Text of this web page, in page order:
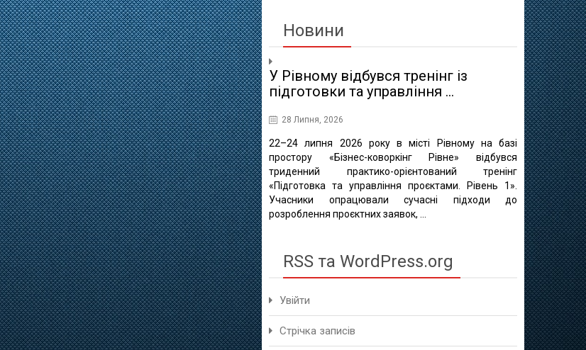
Новини
У Рівному відбувся тренінг із
підготовки та управління ...
28 Липня, 2026
22–24 липня 2026 року в місті Рівному на базі
простору «Бізнес-коворкінг Рівне» відбувся
триденний практико-орієнтований тренінг
«Підготовка та управління проєктами. Рівень 1».
Учасники опрацювали сучасні підходи до
розроблення проєктних заявок, ...
освіти
16 Липня,
10 липня в
відбулася
міста Рівне
методичного
RSS та WordPress.org
Увійти
Стрічка записів